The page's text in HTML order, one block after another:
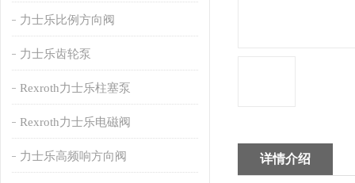
力士乐比例方向阀
力士乐齿轮泵
Rexroth力士乐柱塞泵
Rexroth力士乐电磁阀
力士乐高频响方向阀 详情介绍